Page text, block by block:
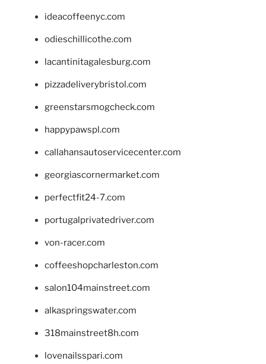
ideacoffeenyc.com
odieschillicothe.com
lacantinitagalesburg.com
pizzadeliverybristol.com
greenstarsmogcheck.com
happypawspl.com
callahansautoservicecenter.com
georgiascornermarket.com
perfectfit24-7.com
portugalprivatedriver.com
von-racer.com
coffeeshopcharleston.com
salon104mainstreet.com
alkaspringswater.com
318mainstreet8h.com
lovenailsspari.com